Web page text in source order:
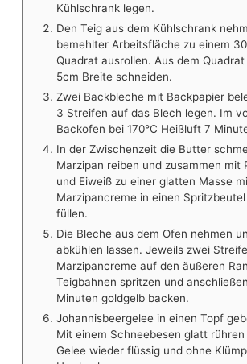
Kühlschrank legen.
Den Teig aus dem Kühlschrank
bemehlter Arbeitsfläche zu einem
Quadrat ausrollen. Aus dem
5cm Breite schneiden.
Zwei Backbleche mit Backpapier
3 Streifen auf das Blech legen. Im
Backofen bei 170°C Heißluft 7
In der Zwischenzeit die Butter
Marzipan reiben und zusammen mit
und Eiweiß zu einer glatten Masse
Marzipancreme in einen
füllen.
Die Bleche aus dem Ofen nehmen
abkühlen lassen. Jeweils zwei
Marzipancreme auf den äußeren
Teigbahnen spritzen und
Minuten goldgelb backen.
Johannisbeergelee in einen Topf
Mit einem Schneebesen glatt
Gelee wieder flüssig und ohne